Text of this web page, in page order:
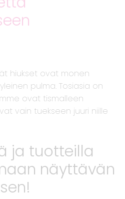
hiukset ovat monen
pulma. Tosiasia on
ovat tismalleen
vain tuekseen juuri niille
ja tuotteilla
näyttävän